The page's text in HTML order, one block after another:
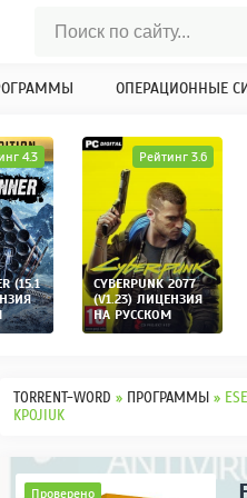
ОПЕРАЦИОННЫЕ
(15.1
4.3
CYBERPUNK 2077
(V1.23) ЛИЦЕНЗИЯ
НА РУССКОМ
Рейтинг 3.6
TORRENT-WORD » ПРОГРАММЫ »
KPOJIUK
Проверено